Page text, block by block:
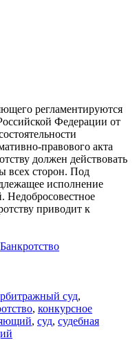
регламентируются
Федерации от
правового акта
должен действовать
всех сторон. Под
исполнение
Недобросовестное
приводит к
Банкротство
суд,
, конкурсное
, суд, судебная